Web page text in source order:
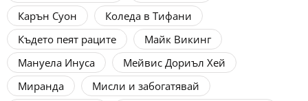
Карън Суон
Коледа в Тифани
Където пеят раците
Майк Викинг
Мануела Инуса
Мейвис Дориъл Хей
Миранда
Мисли и забогатявай